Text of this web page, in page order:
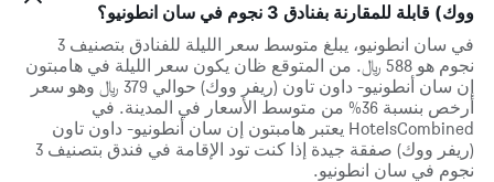
ووك) قابلة للمقارنة بفنادق 3 نجوم في سان انطونيو؟
في سان انطونيو، يبلغ متوسط ​​سعر الليلة للفنادق بتصنيف 3
نجوم هو 588 ﷼. من المتوقع ظان يكون سعر الليلة في هامبتون
إن سان أنطونيو- داون تاون (ريفر ووك) حوالي 379 ﷼ وهو سعر
أرخص بنسبة 36% من متوسط الأسعار في المدينة. في
HotelsCombined يعتبر هامبتون إن سان أنطونيو- داون تاون
(ريفر ووك) صفقة جيدة إذا كنت تود الإقامة في فندق بتصنيف 3
نجوم في سان انطونيو.